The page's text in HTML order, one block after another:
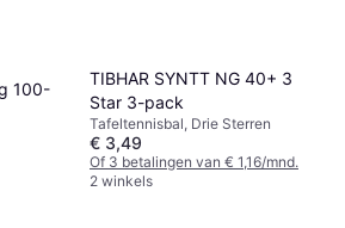
100-
TIBHAR SYNTT NG 40+ 3
Star 3-pack
Tafeltennisbal, Drie Sterren
€ 3,49
Of 3 betalingen van € 1,16/mnd.
2 winkels